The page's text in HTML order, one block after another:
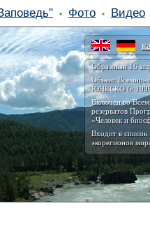
Образован 16
Объект
ЮНЕСКО (с
Включён во
резерватов
«Человек и
Входит в
экорегионов
Фото Видео